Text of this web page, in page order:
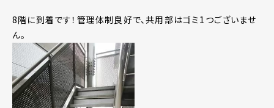
8階に到着です！管理体制良好で、共用部はゴミ1つございませ
ん。